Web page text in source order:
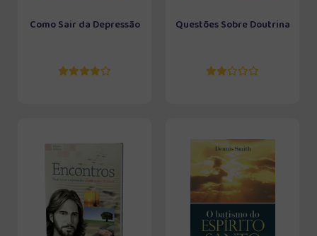
Como Sair da Depressão Questões Sobre Doutrina